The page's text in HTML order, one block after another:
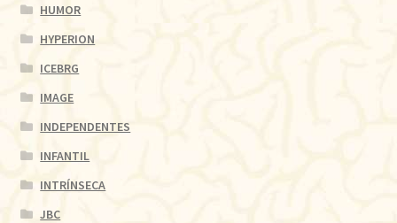
HUMOR
HYPERION
ICEBRG
IMAGE
INDEPENDENTES
INFANTIL
INTRÍNSECA
JBC